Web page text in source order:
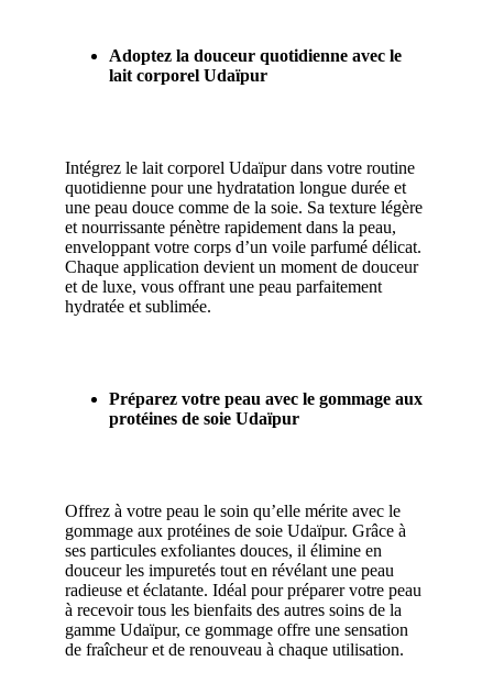
Adoptez la douceur quotidienne avec le
lait corporel Udaïpur
Intégrez le lait corporel Udaïpur dans votre routine
quotidienne pour une hydratation longue durée et
une peau douce comme de la soie. Sa texture légère
et nourrissante pénètre rapidement dans la peau,
enveloppant votre corps d’un voile parfumé délicat.
Chaque application devient un moment de douceur
et de luxe, vous offrant une peau parfaitement
hydratée et sublimée.
Préparez votre peau avec le gommage aux
protéines de soie Udaïpur
Offrez à votre peau le soin qu’elle mérite avec le
gommage aux protéines de soie Udaïpur. Grâce à
ses particules exfoliantes douces, il élimine en
douceur les impuretés tout en révélant une peau
radieuse et éclatante. Idéal pour préparer votre peau
à recevoir tous les bienfaits des autres soins de la
gamme Udaïpur, ce gommage offre une sensation
de fraîcheur et de renouveau à chaque utilisation.